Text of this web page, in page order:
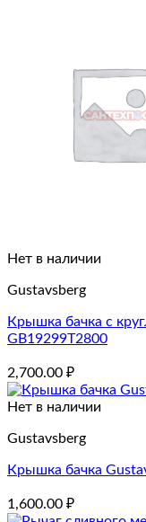
Нет в наличии
Gustavsberg
Крышка бачка с
GB19299T2800
2,700.00 ₽
Нет в наличии
Gustavsberg
Крышка бачка
1,600.00 ₽